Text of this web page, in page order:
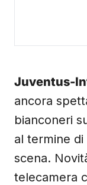
Juventus-
ancora
bianconeri
al termine
scena.
telecamera